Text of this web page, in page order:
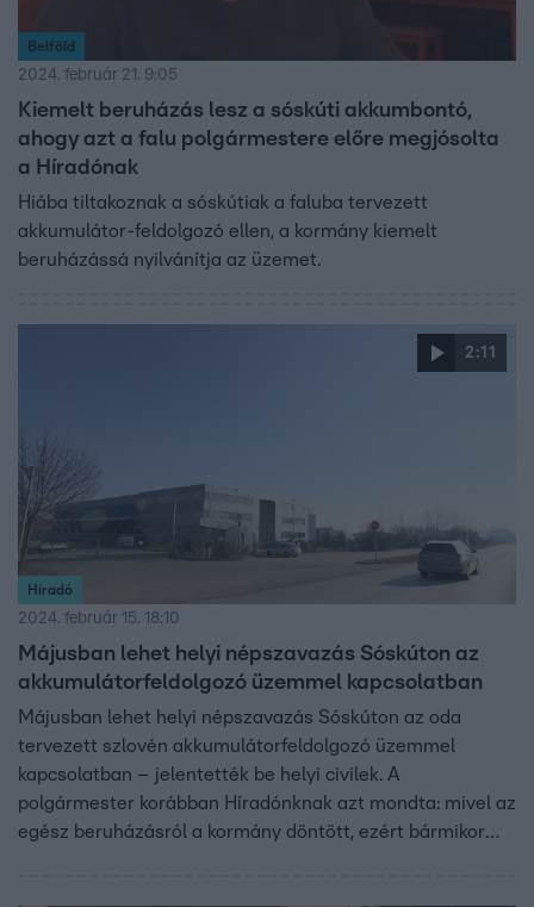
Belföld
2024. február 21. 9:05
Kiemelt beruházás lesz a sóskúti akkumbontó,
ahogy azt a falu polgármestere előre megjósolta
a Híradónak
Hiába tiltakoznak a sóskútiak a faluba tervezett
akkumulátor-feldolgozó ellen, a kormány kiemelt
beruházássá nyilvánítja az üzemet.
2:11
Híradó
2024. február 15. 18:10
Májusban lehet helyi népszavazás Sóskúton az
akkumulátorfeldolgozó üzemmel kapcsolatban
Májusban lehet helyi népszavazás Sóskúton az oda
tervezett szlovén akkumulátorfeldolgozó üzemmel
kapcsolatban – jelentették be helyi civilek. A
polgármester korábban Híradónknak azt mondta: mivel az
egész beruházásról a kormány döntött, ezért bármikor